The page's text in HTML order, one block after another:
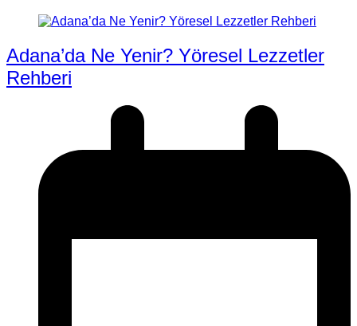
Adana’da Ne Yenir? Yöresel Lezzetler
Rehberi